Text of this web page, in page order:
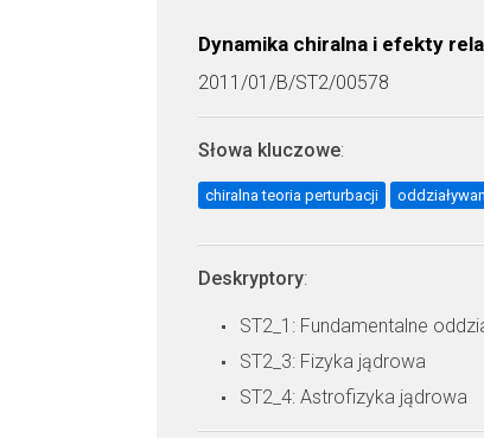
Dynamika chiralna i efekty
2011/01/B/ST2/00578
Słowa kluczowe:
chiralna teoria perturbacji
Deskryptory:
ST2_1: Fundamentalne
ST2_3: Fizyka jądrowa
ST2_4: Astrofizyka jądrowa